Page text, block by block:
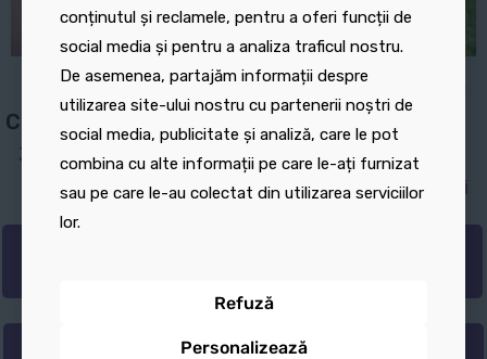
Breloc:
Chinchilla
35,00lei
Breloc:
Delfin
35,00lei
Adaugă
Breloc:
Sconcs
jucăuș
35,00lei
Adaugă
panda
30,00 lei
conținutul și reclamele, pentru a oferi funcții de
social media și pentru a analiza traficul nostru.
De asemenea, partajăm informații despre
utilizarea site-ului nostru cu partenerii noștri de
social media, publicitate și analiză, care le pot
combina cu alte informații pe care le-ați furnizat
sau pe care le-au colectat din utilizarea serviciilor
lor.
Refuză
Personalizează
conținutul și reclamele, pentru a oferi funcții de
social media și pentru a analiza traficul nostru.
De asemenea, partajăm informații despre
utilizarea site-ului nostru cu partenerii noștri de
social media, publicitate și analiză, care le pot
combina cu alte informații pe care le-ați furnizat
sau pe care le-au colectat din utilizarea serviciilor
lor.
Refuză
Personalizează